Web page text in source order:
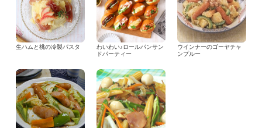
生ハムと桃の冷製パスタ
わいわい♪ロールパンサン
ドパーティー
ウインナーのゴーヤチャ
ンプルー